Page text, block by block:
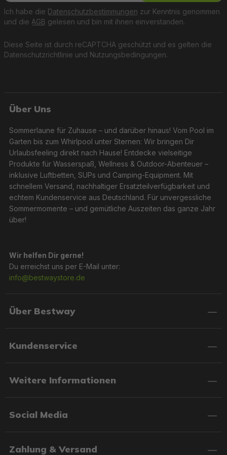
Getränkehaltern kannst Du Dich ganz entspannt
zurücklehnen und die warmen Sommertage in vollen
gibt es auch Modelle, die Platz für zwei Personen bieten
– perfekt für unvergessliche gemeinsame Erlebnisse!
Alle Schwimmringe sind aus strapazierfähigem PVC
ausgestattet, die ein einfaches Aufblasen und Entleeren
ermöglichen. Dank kompakter Maße sind sie leicht zu
transportieren und perfekt für den Einsatz im Pool, am
See oder Strand geeignet.
Highlights
Niedliche Designs für Kinder und stilvolle Optionen
und Netz-Sitzflächen.
Strapazierfähige Materialien und einfache
Handhabung.
Stunden im Wasser und grenzenlosen Spaß!
Diese Seite ist durch reCAPTCHA geschützt und es gelten die
Datenschutzrichtlinie und Nutzungsbedingungen.
Ich habe die Datenschutzbestimmungen zur Kenntnis genommen
und die AGB gelesen und bin mit ihnen einverstanden.
Über Uns
Sommerlaune für Zuhause – und darüber hinaus! Vom Pool im
Garten bis zum Whirlpool unter Sternen: Wir bringen Dir
Urlaubsfeeling direkt nach Hause! Entdecke vielseitige
Produkte für Wasserspaß, Wellness & Outdoor-Abenteuer –
inklusive Luftbetten, SUPs und Camping-Equipment. Mit
schnellem Versand, nachhaltiger Ersatzteilverfügbarkeit und
echtem Kundenservice aus Deutschland. Für unvergessliche
Sommermomente – und gemütliche Auszeiten das ganze Jahr
über!
Wir helfen Dir gerne!
Du erreichst uns per E-Mail unter:
info@bestwaystore.de
Über Bestway
Kundenservice
Weitere Informationen
Social Media
Zahlung & Versand